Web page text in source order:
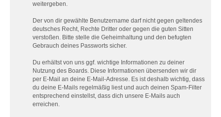
weitergeben.
Der von dir gewählte Benutzername darf nicht gegen geltendes
deutsches Recht, Rechte Dritter oder gegen die guten Sitten
verstoßen. Bitte stelle die Geheimhaltung und den befugten
Gebrauch deines Passworts sicher.
Du erhältst von uns ggf. wichtige Informationen zu deiner
Nutzung des Boards. Diese Informationen übersenden wir dir
per E-Mail an deine E-Mail-Adresse. Es ist deshalb wichtig, dass
du deine E-Mails regelmäßig liest und auch deinen Spam-Filter
entsprechend einstellst, dass dich unsere E-Mails auch
erreichen.